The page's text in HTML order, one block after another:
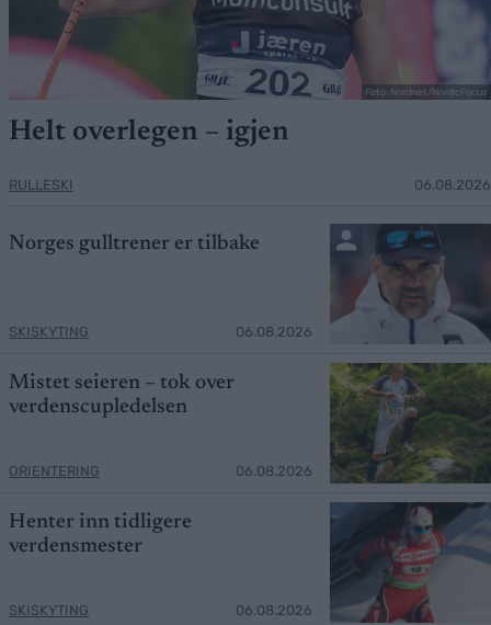
Foto: Nordnes/NordicFocus
Helt overlegen – igjen
RULLESKI 06.08.2026
Norges gulltrener er tilbake
SKISKYTING 06.08.2026
Mistet seieren – tok over
verdenscupledelsen
ORIENTERING 06.08.2026
Henter inn tidligere
verdensmester
SKISKYTING 06.08.2026